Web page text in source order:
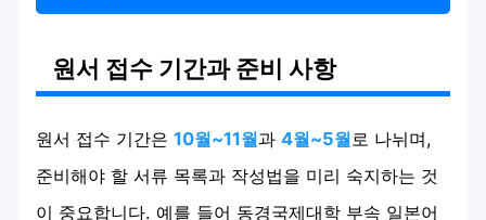
원서 접수 기간과 준비 사항
원서 접수 기간은10월~11월과4월~5월로 나뉘며,
준비해야 할 서류 목록과 작성법을 미리 숙지하는 것
이 중요합니다. 예를 들어 동경국제대학 부속 일본어